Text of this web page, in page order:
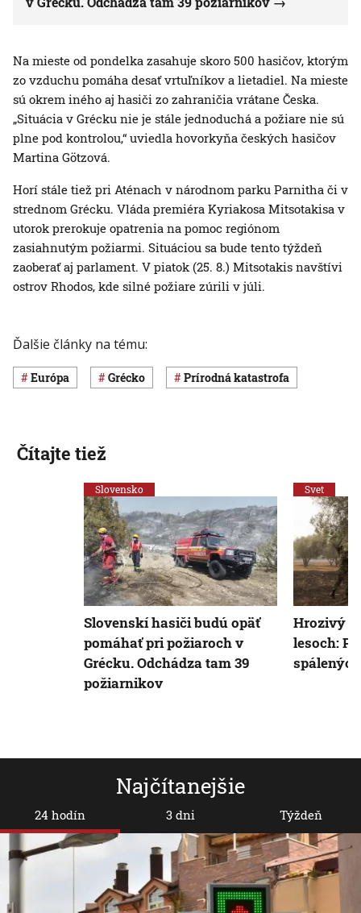
Na mieste od pondelka zasahuje skoro 500 hasičov, ktorým
zo vzduchu pomáha desať vrtuľníkov a lietadiel. Na mieste
sú okrem iného aj hasiči zo zahraničia vrátane Česka.
„Situácia v Grécku nie je stále jednoduchá a požiare nie sú
plne pod kontrolou,“ uviedla hovorkyňa českých hasičov
Martina Götzová.
Horí stále tiež pri Aténach v národnom parku Parnitha či v
strednom Grécku. Vláda premiéra Kyriakosa Mitsotakisa v
utorok prerokuje opatrenia na pomoc regiónom
zasiahnutým požiarmi. Situáciou sa bude tento týždeň
zaoberať aj parlament. V piatok (25. 8.) Mitsotakis navštívi
ostrov Rhodos, kde silné požiare zúrili v júli.
Ďalšie články na tému:
Európa Grécko Prírodná katastrofa
Najčítanejšie
24 hodín 3 dni Týždeň
Čítajte tiež
Slovensko
Slovenskí hasiči budú opäť
pomáhať pri požiaroch v
Grécku. Odchádza tam 39
požiarnikov
Svet
Hrozivý
lesoch: